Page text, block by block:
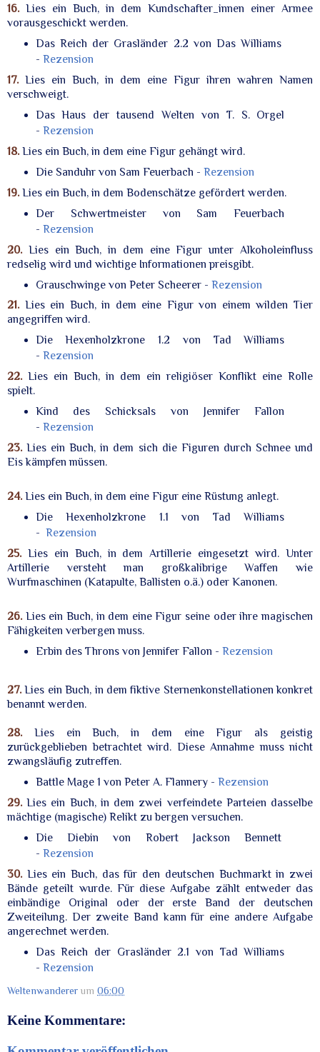
16. Lies ein Buch, in dem Kundschafter_innen einer Armee
vorausgeschickt werden.
Das Reich der Grasländer 2.2 von Das Williams
- Rezension
17. Lies ein Buch, in dem eine Figur ihren wahren Namen
verschweigt.
Das Haus der tausend Welten von T. S. Orgel
- Rezension
18. Lies ein Buch, in dem eine Figur gehängt wird.
Die Sanduhr von Sam Feuerbach - Rezension
19. Lies ein Buch, in dem Bodenschätze gefördert werden.
Der Schwertmeister von Sam Feuerbach
- Rezension
20. Lies ein Buch, in dem eine Figur unter Alkoholeinfluss
redselig wird und wichtige Informationen preisgibt.
Grauschwinge von Peter Scheerer - Rezension
21. Lies ein Buch, in dem eine Figur von einem wilden Tier
angegriffen wird.
Die Hexenholzkrone 1.2 von Tad Williams
- Rezension
22. Lies ein Buch, in dem ein religiöser Konflikt eine Rolle
spielt.
Kind des Schicksals von Jennifer Fallon
- Rezension
23. Lies ein Buch, in dem sich die Figuren durch Schnee und
Eis kämpfen müssen.
24. Lies ein Buch, in dem eine Figur eine Rüstung anlegt.
Die Hexenholzkrone 1.1 von Tad Williams
- Rezension
25. Lies ein Buch, in dem Artillerie eingesetzt wird. Unter
Artillerie versteht man großkalibrige Waffen wie
Wurfmaschinen (Katapulte, Ballisten o.ä.) oder Kanonen.
26. Lies ein Buch, in dem eine Figur seine oder ihre magischen
Fähigkeiten verbergen muss.
Erbin des Throns von Jennifer Fallon - Rezension
27. Lies ein Buch, in dem fiktive Sternenkonstellationen konkret
benannt werden.
28. Lies ein Buch, in dem eine Figur als geistig
zurückgeblieben betrachtet wird. Diese Annahme muss nicht
zwangsläufig zutreffen.
Battle Mage 1 von Peter A. Flannery - Rezension
29. Lies ein Buch, in dem zwei verfeindete Parteien dasselbe
mächtige (magische) Relikt zu bergen versuchen.
Die Diebin von Robert Jackson Bennett
- Rezension
30. Lies ein Buch, das für den deutschen Buchmarkt in zwei
Bände geteilt wurde. Für diese Aufgabe zählt entweder das
einbändige Original oder der erste Band der deutschen
Zweiteilung. Der zweite Band kann für eine andere Aufgabe
angerechnet werden.
Das Reich der Grasländer 2.1 von Tad Williams
- Rezension
Weltenwanderer um 06:00
Keine Kommentare: